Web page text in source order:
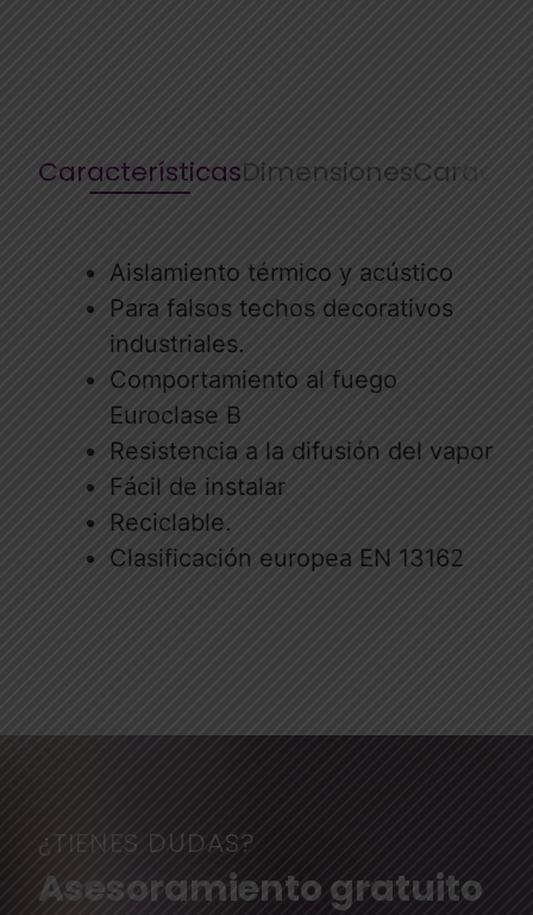
CaracterísticasDimensiones
Aislamiento térmico y acústico
Para falsos techos decorativos
industriales.
Comportamiento al fuego
Euroclase B
Resistencia a la difusión del vapor
Fácil de instalar
Reciclable.
Clasificación europea EN 13162
¿TIENES DUDAS?
Asesoramiento gratuito